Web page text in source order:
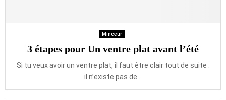
Minceur
3 étapes pour Un ventre plat avant l’été
Si tu veux avoir un ventre plat, il faut être clair tout de suite :
il n’existe pas de...